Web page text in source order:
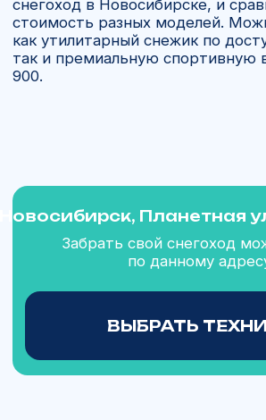
в Новосибирске
Компания «Ямал Мото» с 2013 года занимается
продажей и доставкой снегоходов BRP по всей
России.
Для клиентов в Новосибирске доступны два
и подписываем договор (онлайн или в офисе).
После предоплаты в 70% мы оформляем заказ
у официального дилера и организуем
авиадоставку. Техника проходит таможенное
оформление и предпродажную проверку,
поэтому клиент получает полностью готовый
к эксплуатации снегоход.
модели BRP 900, Ski-Doo Expedition,
Мы принимаем наличные и безналичные
официальных документов. Это делает покупку
нового снегохода удобной, прозрачной
и безопасной.